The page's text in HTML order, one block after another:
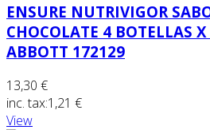
ENSURE NUTRIVIGOR
CHOCOLATE 4 BOTELLAS
ABBOTT 172129
13,30 €
inc. tax:1,21 €
View